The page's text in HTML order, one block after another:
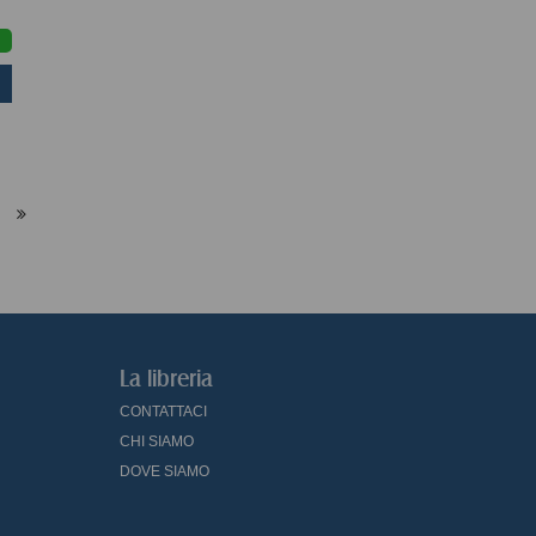
La libreria
CONTATTACI
CHI SIAMO
DOVE SIAMO